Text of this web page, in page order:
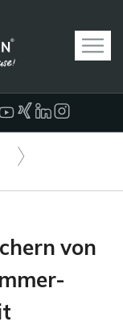
von